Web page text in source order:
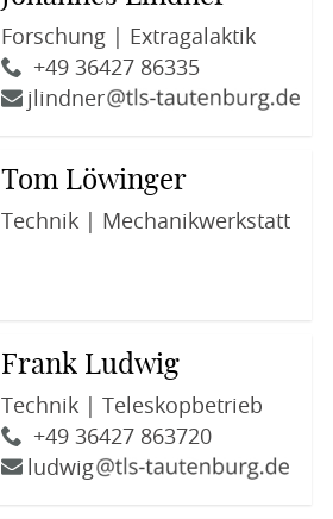
Forschung | Extragalaktik
+49 36427 86335
jlindner
Tom Löwinger
Technik | Mechanikwerkstatt
Frank Ludwig
Technik | Teleskopbetrieb
+49 36427 863720
ludwig